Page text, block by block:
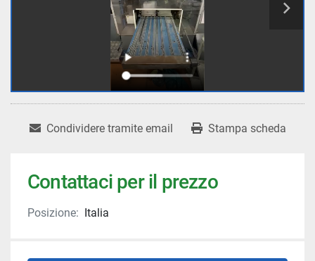
Condividere tramite email Stampa scheda
Contattaci per il prezzo
Posizione: Italia